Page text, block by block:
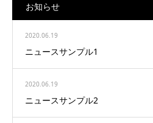
お知らせ
2020.06.19
ニュースサンプル1
2020.06.19
ニュースサンプル2